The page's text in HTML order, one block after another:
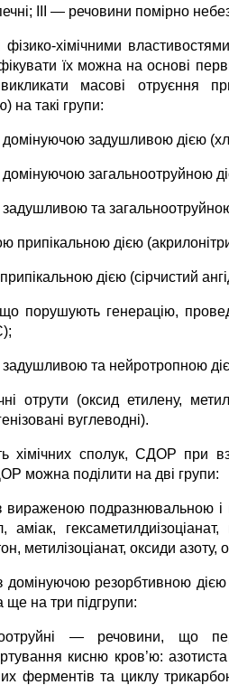
ІІІ ― речовини помірно
хімічними
їх можна на основі
масовi отруєння
на такі групи:
домінуючою задушливою дiєю
домінуючою загальноотруйною
задушливою та
припікальною дiєю
дiєю (сiрчистий
порушують генерацiю,
задушливою та нейротропною
отрути (оксид етилену,
вуглеводні).
хімічних сполук, СДОР при
можна подiлити на двi групи:
вираженою подразнювальною
амiак,
метилiзоцiанат, оксиди
домінуючою резорбтивною
ще на три підгрупи:
― речовини, що
кисню кров’ю:
ферментiв та циклу